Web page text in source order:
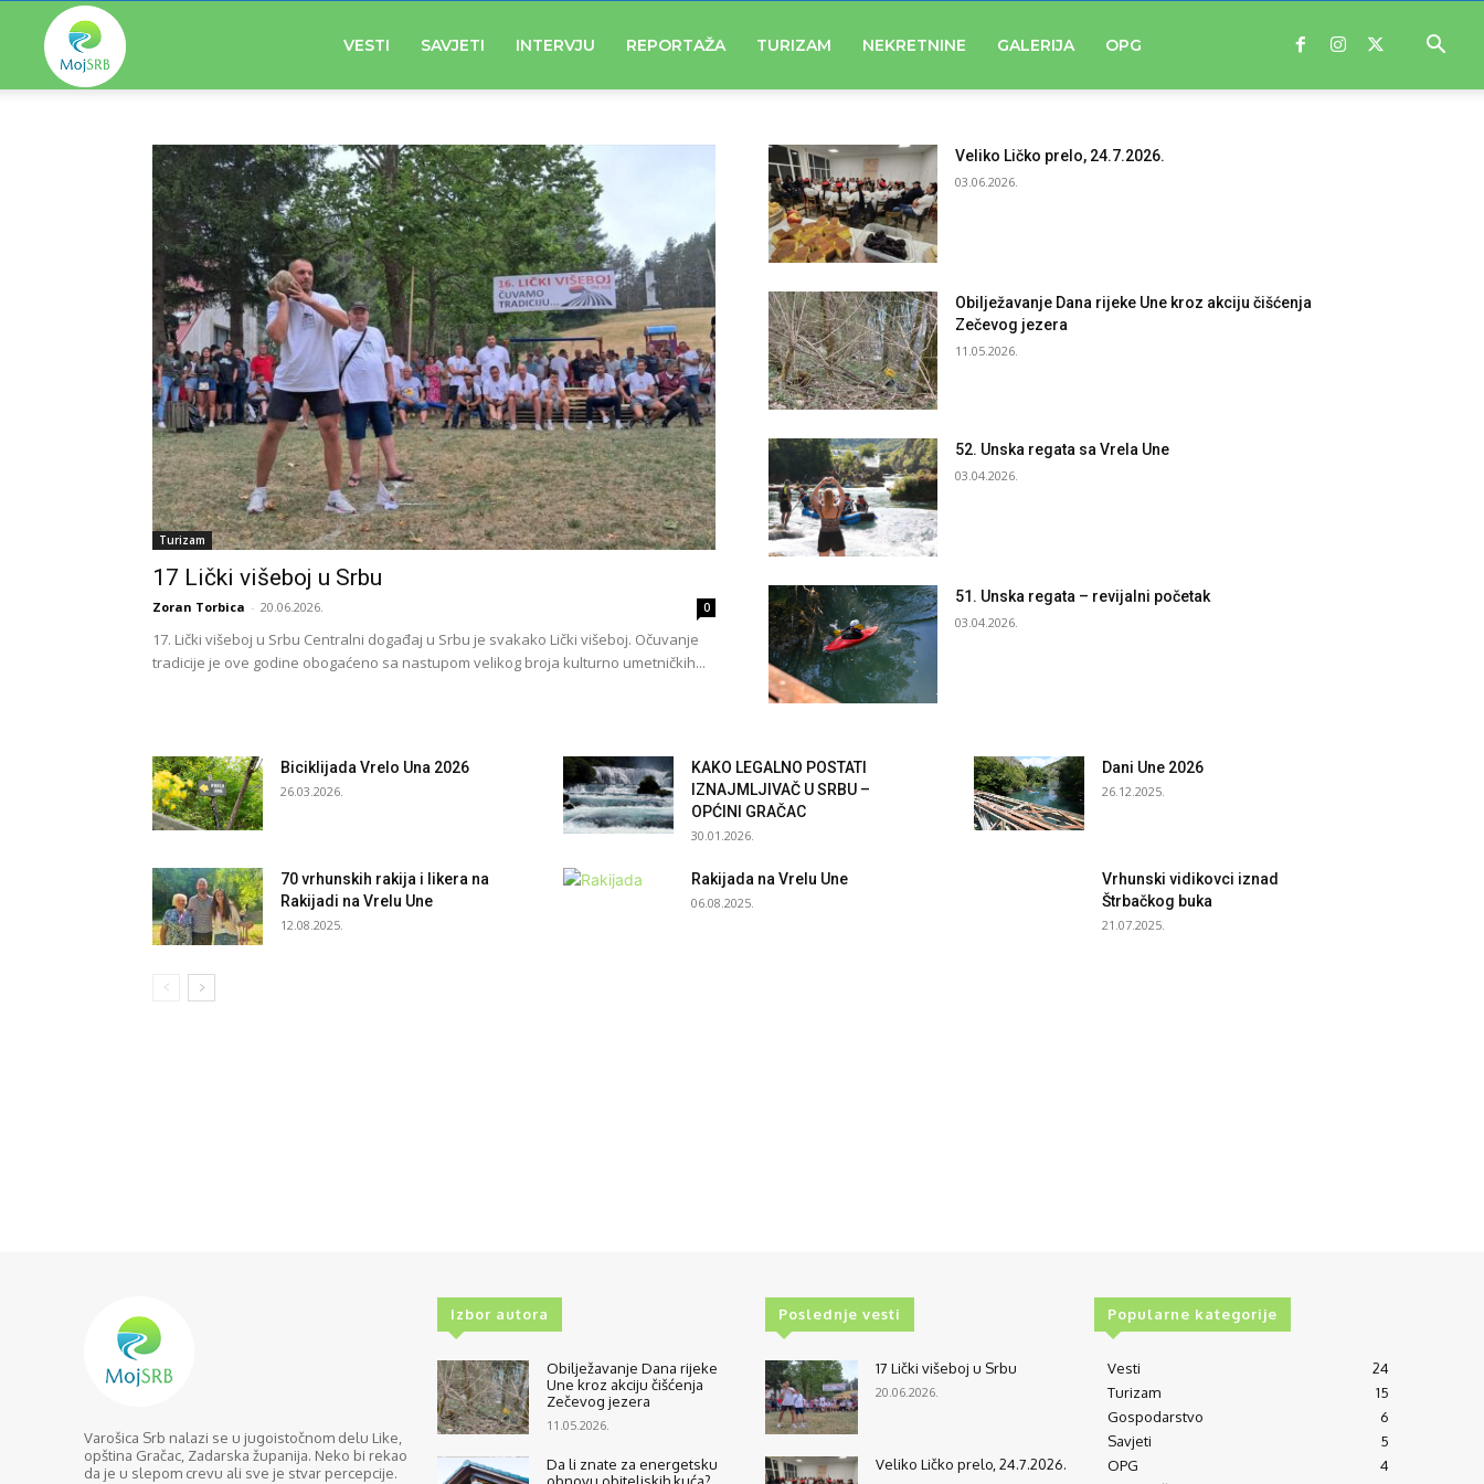
Moj VESTI SAVJETI INTERVJU REPORTAŽA TURIZAM NEKRETNINE GALERIJA OPG
SAMPLE CATEGORY TITLE
Turizam
17 Lički višeboj u Srbu
Zoran Torbica - 20.06.2026. 0
17. Lički višeboj u Srbu Centralni događaj u Srbu je svakako Lički višeboj. Očuvanje
tradicije je ove godine obogaćeno sa nastupom velikog broja kulturno umetničkih...
Veliko Ličko prelo, 24.7.2026.
03.06.2026.
Obilježavanje Dana rijeke Une kroz akciju čišćenja
Zečevog jezera
11.05.2026.
52. Unska regata sa Vrela Une
03.04.2026.
51. Unska regata – revijalni početak
03.04.2026.
Biciklijada Vrelo Una 2026
26.03.2026.
KAKO LEGALNO POSTATI
IZNAJMLJIVAČ U SRBU –
OPĆINI GRAČAC
30.01.2026.
Dani Une 2026
26.12.2025.
70 vrhunskih rakija i likera na
Rakijadi na Vrelu Une
12.08.2025.
Rakijada na Vrelu Une
06.08.2025.
Vrhunski vidikovci iznad
Štrbačkog buka
21.07.2025.
Varošica Srb nalazi se u jugoistočnom delu Like,
opština Gračac, Zadarska županija. Neko bi rekao
da je u slepom crevu ali sve je stvar percepcije.
Izbor autora
Obilježavanje Dana rijeke
Une kroz akciju čišćenja
Zečevog jezera
11.05.2026.
Da li znate za energetsku
Poslednje vesti
17 Lički višeboj u Srbu
20.06.2026.
Veliko Ličko prelo, 24.7.2026.
Popularne kategorije
Vesti
24
Turizam
15
Gospodarstvo
6
Savjeti
5
OPG
4